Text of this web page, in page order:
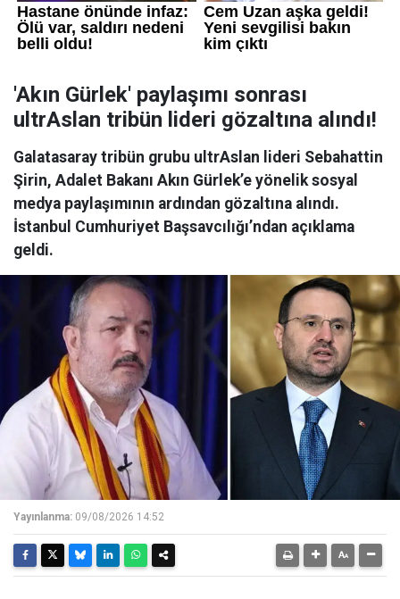
'Akın Gürlek' paylaşımı sonrası
ultrAslan tribün lideri gözaltına alındı!
Galatasaray tribün grubu ultrAslan lideri Sebahattin
Şirin, Adalet Bakanı Akın Gürlek’e yönelik sosyal
medya paylaşımının ardından gözaltına alındı.
İstanbul Cumhuriyet Başsavcılığı’ndan açıklama
geldi.
Yayınlanma: 09/08/2026 14:52